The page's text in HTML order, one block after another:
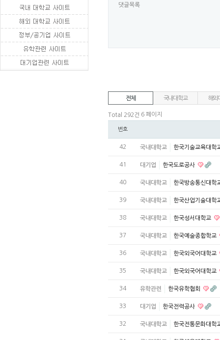
댓글목록
전체 국내대학교 해외
Total 292건 6 페이지
번호
42 국내대학교 한국기술교육대학
41 대기업 한국도로공사
40 국내대학교 한국방송통신대학
39 국내대학교 한국산업기술대학
38 국내대학교 한국성서대학교
37 국내대학교 한국예술종합학교
36 국내대학교 한국외국어대학교
35 국내대학교 한국외국어대학교
34 유학관련 한국유학협회
33 대기업 한국전력공사
32 국내대학교 한국전통문화대학